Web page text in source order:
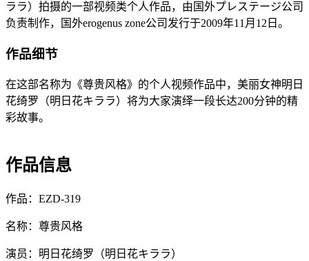
ララ）拍摄的一部视频类个人作品，由国外プレステージ公司
负责制作，国外erogenus zone公司发行于2009年11月12日。
作品细节
在这部名称为《尊贵风格》的个人视频作品中，美丽女神明日
花绮罗（明日花キララ）将为大家演绎一段长达200分钟的精
彩故事。
作品信息
作品：EZD-319
名称：尊贵风格
演员：明日花绮罗（明日花キララ）